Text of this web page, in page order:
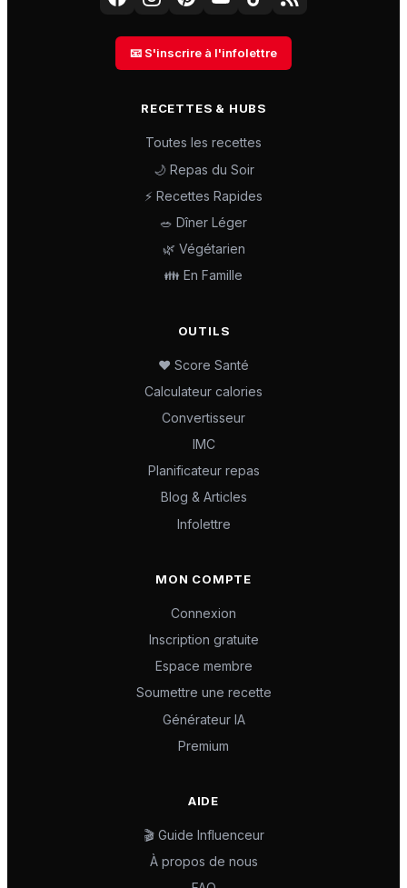
📧 S'inscrire à l'infolettre
RECETTES & HUBS
Toutes les recettes
🌙 Repas du Soir
⚡ Recettes Rapides
🥗 Dîner Léger
🌿 Végétarien
👪 En Famille
OUTILS
❤️ Score Santé
Calculateur calories
Convertisseur
IMC
Planificateur repas
Blog & Articles
Infolettre
MON COMPTE
Connexion
Inscription gratuite
Espace membre
Soumettre une recette
Générateur IA
Premium
AIDE
🎬 Guide Influenceur
À propos de nous